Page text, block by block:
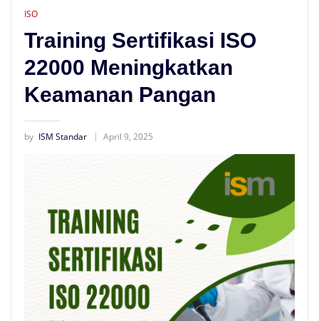
ISO
Training Sertifikasi ISO
22000 Meningkatkan
Keamanan Pangan
by ISM Standar April 9, 2025